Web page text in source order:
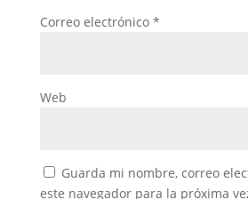
Correo electrónico *
Web
Guarda mi nombre, correo
este navegador para la próxima